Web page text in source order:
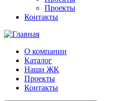
Проекты
Контакты
О компании
Каталог
Наши ЖК
Проекты
Контакты